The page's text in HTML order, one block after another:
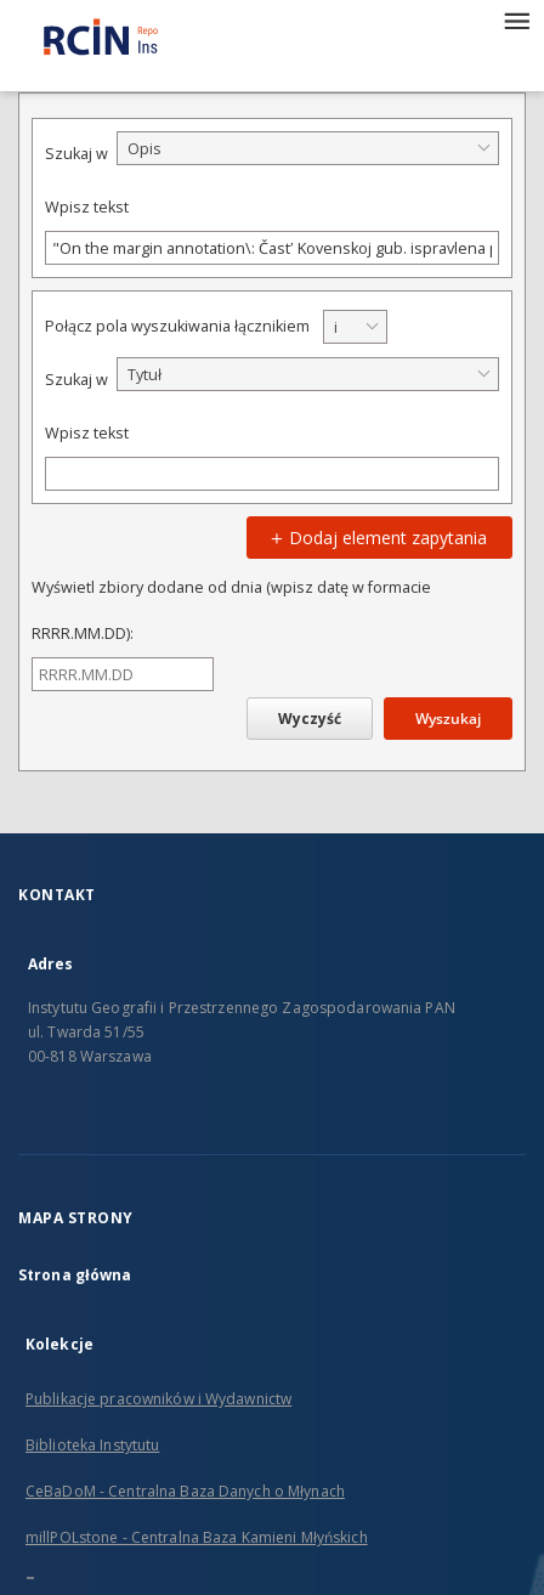
WYSZUKIWANIE ZAAWANSOWANE
Szukaj w Opis
Wpisz tekst
Połącz pola wyszukiwania łącznikiem i
Szukaj w Tytuł
Wpisz tekst
Dodaj element zapytania
Wyświetl zbiory dodane od dnia (wpisz datę w formacie
RRRR.MM.DD):
Wyszukaj
KONTAKT
Adres
Instytutu Geografii i Przestrzennego Zagospodarowania PAN
ul. Twarda 51/55
00-818 Warszawa
MAPA STRONY
Strona główna
Kolekcje
Publikacje pracowników i Wydawnictw
Biblioteka Instytutu
CeBaDoM - Centralna Baza Danych o Młynach
millPOLstone - Centralna Baza Kamieni Młyńskich
...